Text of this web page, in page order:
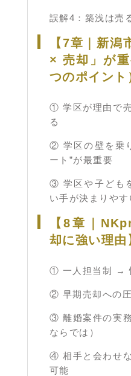
誤解4：築浅は売
【7章｜新
× 売却」が
つのポイント
① 学区が理由で
る
② 学区の壁を乗
ート”が最重要
③ 学区や子ども
い手が決まりやす
【8章｜
却に強い理由
① 一人担当制 →
② 早期売却への
③ 離婚案件の実
ならでは）
④ 相手と会わせ
可能